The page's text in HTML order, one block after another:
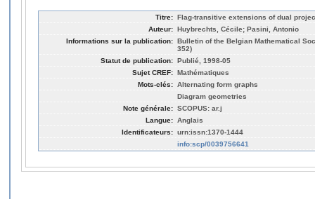
Titre: Flag-transitive extensions of dual
Auteur: Huybrechts, Cécile; Pasini, Antonio
Informations sur la publication: Bulletin of the Belgian Mathematical
352)
Statut de publication: Publié, 1998-05
Sujet CREF: Mathématiques
Mots-clés: Alternating form graphs
Diagram geometries
Note générale: SCOPUS: ar.j
Langue: Anglais
Identificateurs: urn:issn:1370-1444
info:scp/0039756641